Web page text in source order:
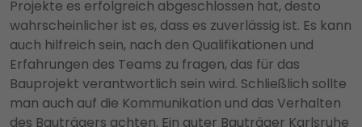
Projekte es erfolgreich abgeschlossen hat, desto
wahrscheinlicher ist es, dass es zuverlässig ist. Es kann
auch hilfreich sein, nach den Qualifikationen und
Erfahrungen des Teams zu fragen, das für das
Bauprojekt verantwortlich sein wird. Schließlich sollte
man auch auf die Kommunikation und das Verhalten
des Bauträgers achten. Ein guter Bauträger Karlsruhe